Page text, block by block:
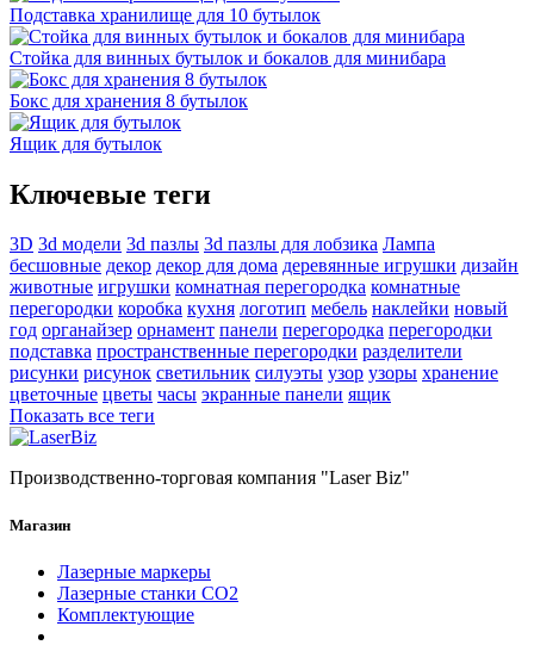
Подставка хранилище для 10 бутылок
Стойка для винных бутылок и бокалов для минибара
Бокс для хранения 8 бутылок
Ящик для бутылок
Ключевые теги
3D 3d модели 3d пазлы 3d пазлы для лобзика Лампа
бесшовные декор декор для дома деревянные игрушки дизайн
животные игрушки комнатная перегородка комнатные
перегородки коробка кухня логотип мебель наклейки новый
год органайзер орнамент панели перегородка перегородки
подставка пространственные перегородки разделители
рисунки рисунок светильник силуэты узор узоры хранение
цветочные цветы часы экранные панели ящик
Показать все теги
Производственно-торговая компания "Laser Biz"
Магазин
Лазерные маркеры
Лазерные станки СО2
Комплектующие